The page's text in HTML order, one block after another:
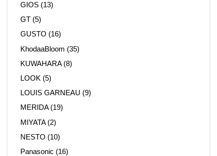
GIOS (13)
GT (5)
GUSTO (16)
KhodaaBloom (35)
KUWAHARA(8)
LOOK (5)
LOUIS GARNEAU (9)
MERIDA(19)
MIYATA(2)
NESTO (10)
Panasonic (16)